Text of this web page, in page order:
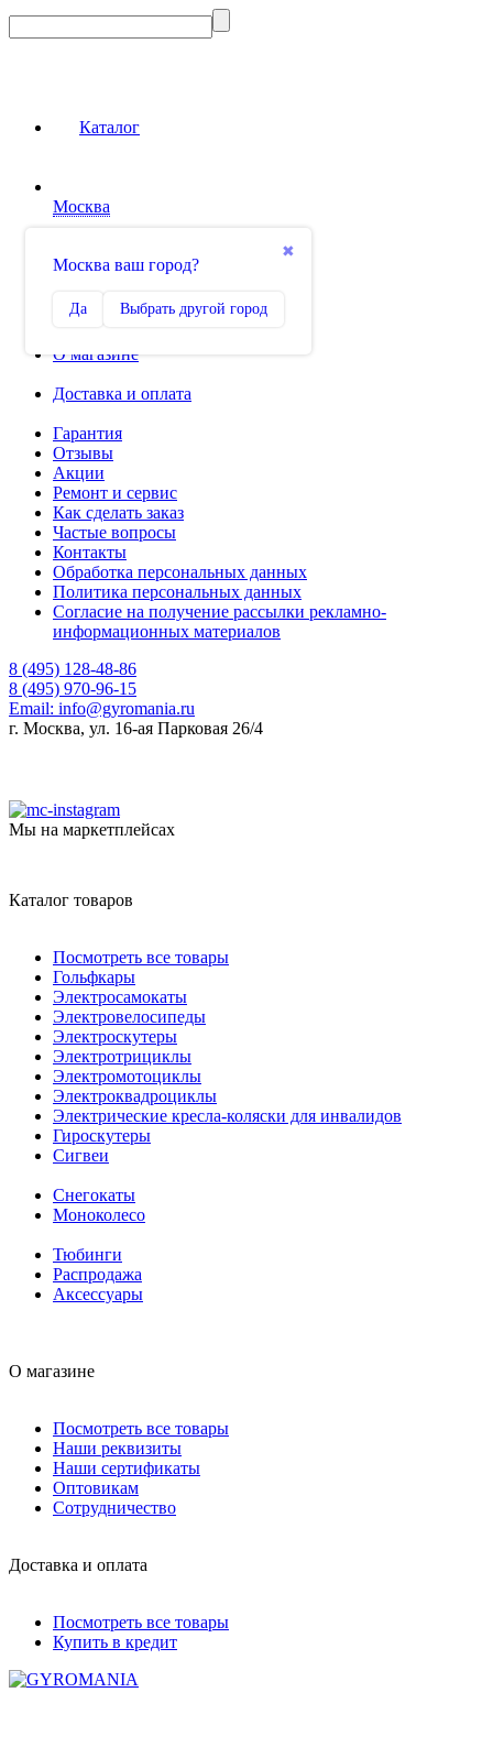
Каталог
Москва
✖
Москва ваш город?
Да Выбрать другой город
0
Избранное
О магазине
Доставка и оплата
Гарантия
Отзывы
Акции
Ремонт и сервис
Как сделать заказ
Частые вопросы
Контакты
Обработка персональных данных
Политика персональных данных
Согласие на получение рассылки рекламно-
информационных материалов
8 (495) 128-48-86
8 (495) 970-96-15
Email: info@gyromania.ru
г. Москва, ул. 16-ая Парковая 26/4
Мы на маркетплейсах
Каталог товаров
Посмотреть все товары
Гольфкары
Электросамокаты
Электровелосипеды
Электроскутеры
Электротрициклы
Электромотоциклы
Электроквадроциклы
Электрические кресла-коляски для инвалидов
Гироскутеры
Сигвеи
Снегокаты
Моноколесо
Тюбинги
Распродажа
Аксессуары
О магазине
Посмотреть все товары
Наши реквизиты
Наши сертификаты
Оптовикам
Сотрудничество
Доставка и оплата
Посмотреть все товары
Купить в кредит